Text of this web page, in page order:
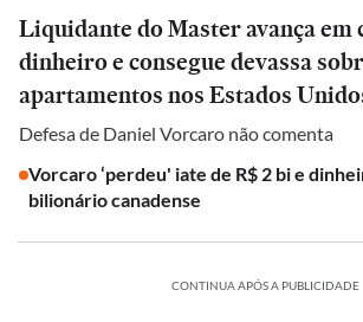
Liquidante do Master avança em
dinheiro e consegue devassa
apartamentos nos Estados
Defesa de Daniel Vorcaro não comenta
Vorcaro ‘perdeu' iate de R$ 2 bi e
bilionário canadense
CONTINUA APÓS A PUBLICIDADE